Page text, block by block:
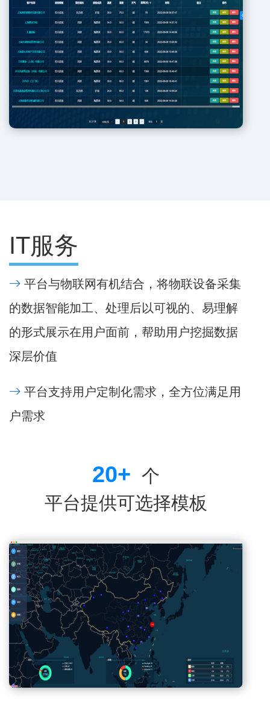
IT服务
平台与物联网有机结合，将物联设备采集
的数据智能加工、处理后以可视的、易理解
的形式展示在用户面前，帮助用户挖掘数据
深层价值
平台支持用户定制化需求，全方位满足用
户需求
20+ 个
平台提供可选择模板